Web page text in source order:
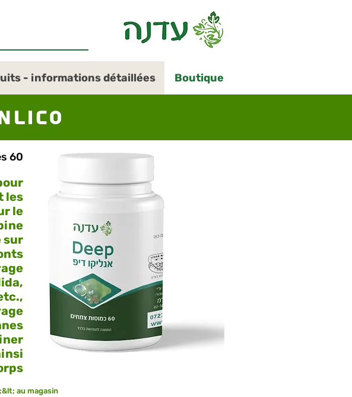
menu
accessible
open
Boutique
- informations détaillées
au magasin
60 gélules
les
le
sur